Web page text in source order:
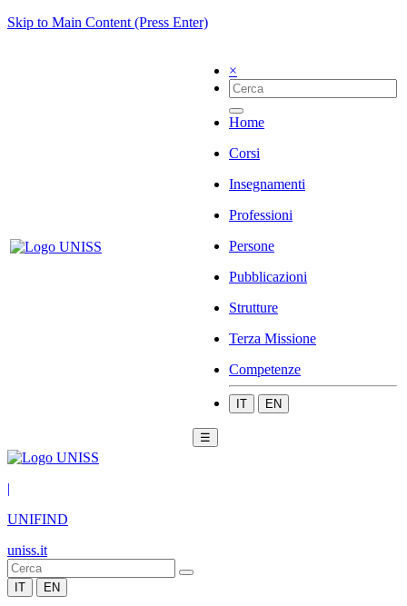
Skip to Main Content (Press Enter)
×
Home
Corsi
Insegnamenti
Professioni
Persone
Pubblicazioni
Strutture
Terza Missione
Competenze
IT EN
☰
|
UNIFIND
uniss.it
IT EN